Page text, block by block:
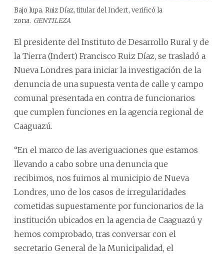
Bajo lupa. Ruiz Díaz, titular del Indert, verificó la
zona. GENTILEZA
El presidente del Instituto de Desarrollo Rural y de
la Tierra (Indert) Francisco Ruiz Díaz, se trasladó a
Nueva Londres para iniciar la investigación de la
denuncia de una supuesta venta de calle y campo
comunal presentada en contra de funcionarios
que cumplen funciones en la agencia regional de
Caaguazú.
“En el marco de las averiguaciones que estamos
llevando a cabo sobre una denuncia que
recibimos, nos fuimos al municipio de Nueva
Londres, uno de los casos de irregularidades
cometidas supuestamente por funcionarios de la
institución ubicados en la agencia de Caaguazú y
hemos comprobado, tras conversar con el
secretario General de la Municipalidad, el